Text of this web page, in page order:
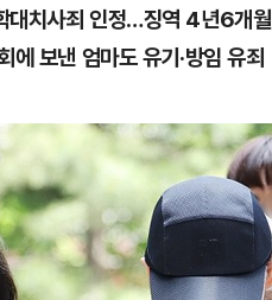
대치사죄 인정…징역 4년6개월
에 보낸 엄마도 유기·방임 유죄